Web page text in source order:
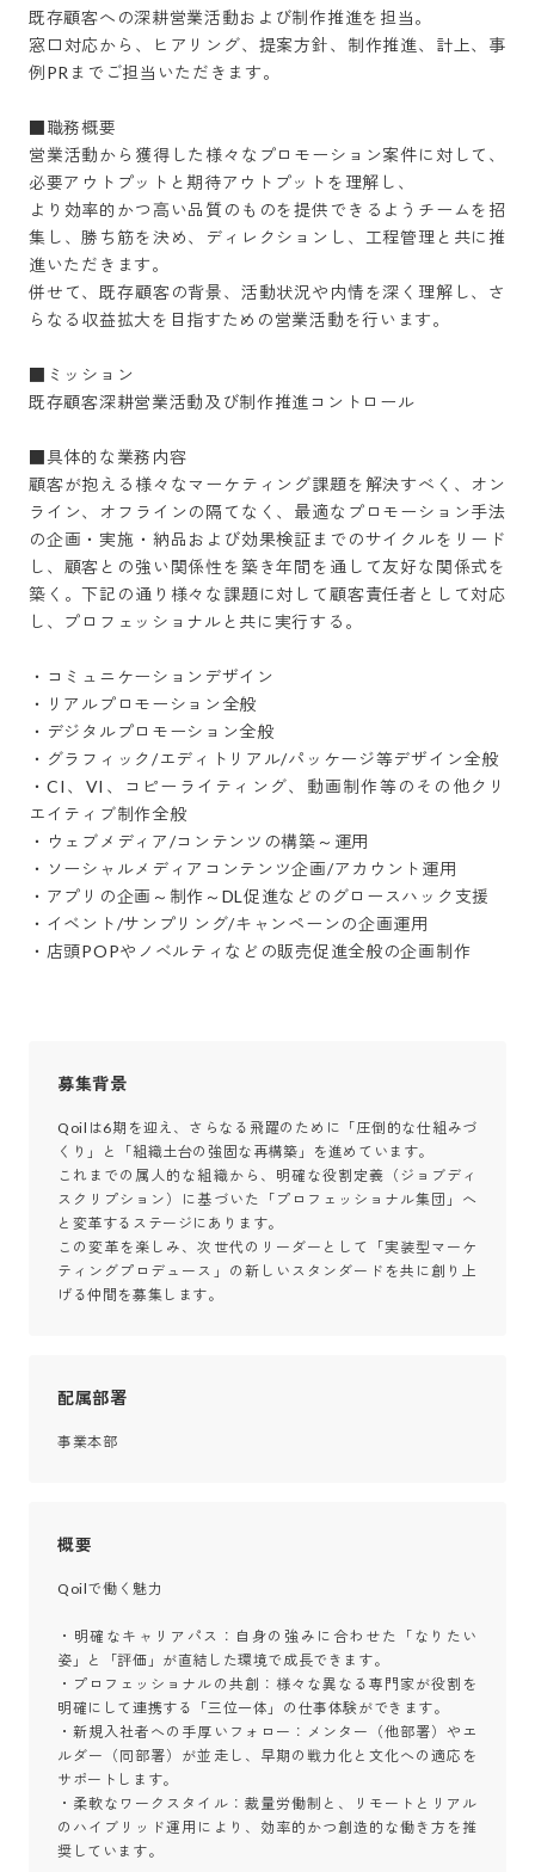
既存顧客への深耕営業活動および制作推進を担当。
窓口対応から、ヒアリング、提案方針、制作推進、計上、事
例PRまでご担当いただきます。
■職務概要
営業活動から獲得した様々なプロモーション案件に対して、
必要アウトプットと期待アウトプットを理解し、
より効率的かつ高い品質のものを提供できるようチームを招
集し、勝ち筋を決め、ディレクションし、工程管理と共に推
進いただきます。
併せて、既存顧客の背景、活動状況や内情を深く理解し、さ
らなる収益拡大を目指すための営業活動を行います。
■ミッション
既存顧客深耕営業活動及び制作推進コントロール
■具体的な業務内容
顧客が抱える様々なマーケティング課題を解決すべく、オン
ライン、オフラインの隔てなく、最適なプロモーション手法
の企画・実施・納品および効果検証までのサイクルをリード
し、顧客との強い関係性を築き年間を通して友好な関係式を
築く。下記の通り様々な課題に対して顧客責任者として対応
し、プロフェッショナルと共に実行する。
・コミュニケーションデザイン
・リアルプロモーション全般
・デジタルプロモーション全般
・グラフィック/エディトリアル/パッケージ等デザイン全般
・CI、VI、コピーライティング、動画制作等のその他クリ
エイティブ制作全般
・ウェブメディア/コンテンツの構築～運用
・ソーシャルメディアコンテンツ企画/アカウント運用
・アプリの企画～制作～DL促進などのグロースハック支援
・イベント/サンプリング/キャンペーンの企画運用
・店頭POPやノベルティなどの販売促進全般の企画制作
募集背景
Qoilは6期を迎え、さらなる飛躍のために「圧倒的な仕組みづ
くり」と「組織土台の強固な再構築」を進めています。
これまでの属人的な組織から、明確な役割定義（ジョブディ
スクリプション）に基づいた「プロフェッショナル集団」へ
と変革するステージにあります。
この変革を楽しみ、次世代のリーダーとして「実装型マーケ
ティングプロデュース」の新しいスタンダードを共に創り上
げる仲間を募集します。
配属部署
事業本部
概要
Qoilで働く魅力
・明確なキャリアパス：自身の強みに合わせた「なりたい
姿」と「評価」が直結した環境で成長できます。
・プロフェッショナルの共創：様々な異なる専門家が役割を
明確にして連携する「三位一体」の仕事体験ができます。
・新規入社者への手厚いフォロー：メンター（他部署）やエ
ルダー（同部署）が並走し、早期の戦力化と文化への適応を
サポートします。
・柔軟なワークスタイル：裁量労働制と、リモートとリアル
のハイブリッド運用により、効率的かつ創造的な働き方を推
奨しています。